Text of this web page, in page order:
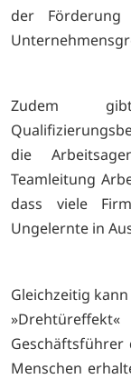
der
Zudem
die
Teamleitung
dass viele
Ungelernte in
Gleichzeitig
Geschäftsführer
Menschen